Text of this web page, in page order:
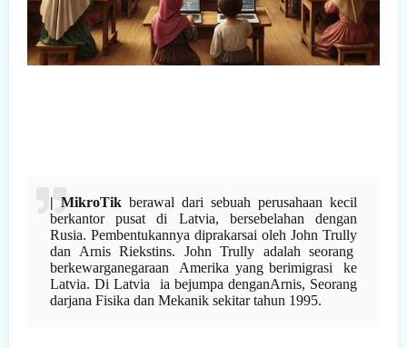
| MikroTik berawal dari sebuah perusahaan kecil
berkantor pusat di Latvia, bersebelahan dengan
Rusia. Pembentukannya diprakarsai oleh John Trully
dan Arnis Riekstins. John Trully adalah seorang
berkewarganegaraan
Amerika yang berimigrasi
ke
Latvia. Di Latvia
ia bejumpa denganArnis, Seorang
darjana Fisika dan Mekanik sekitar tahun 1995.